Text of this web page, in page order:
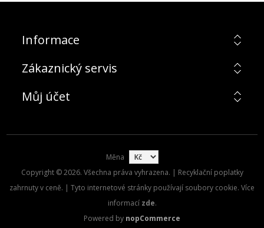
Informace
Zákaznický servis
Můj účet
Měna
Copyright © 2026. Všechna práva vyhrazena. | Recyklační poplatky
zahrnuty v ceně. | Tyto internetové stránky používají soubory cookie. Více
informací zde.
Powered by nopCommerce